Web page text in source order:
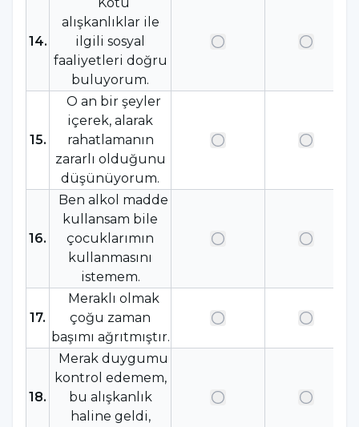
14.
alışkanlıklar ile
ilgili sosyal
faaliyetleri doğru
buluyorum.
15.
O an bir şeyler
içerek, alarak
rahatlamanın
zararlı olduğunu
düşünüyorum.
16.
Ben alkol madde
kullansam bile
çocuklarımın
kullanmasını
istemem.
17.
Meraklı olmak
çoğu zaman
başımı ağrıtmıştır.
18.
Merak duygumu
kontrol edemem,
bu alışkanlık
haline geldi,